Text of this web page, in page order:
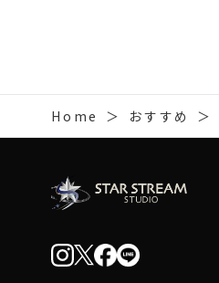
Home ＞ おすすめ ＞